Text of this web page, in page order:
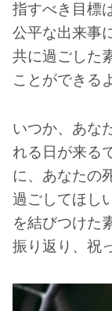
指すべき目標
公平な出来事
共に過ごした
ことができる
いつか、あな
れる日が来る
に、あなたの
過ごしてほし
を結びつけた
振り返り、祝